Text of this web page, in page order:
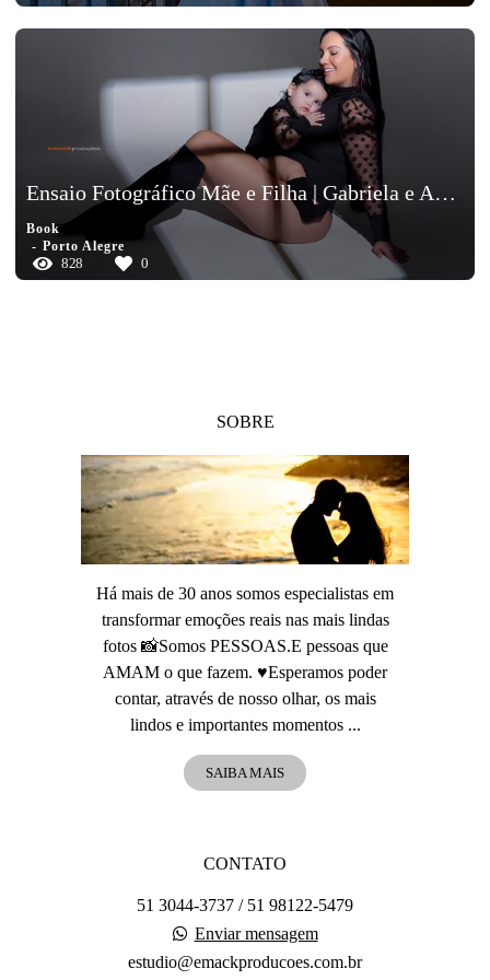
Ensaio Fotográfico Mãe e Filha | Gabriela e Antonella
Book
Porto Alegre
828 0
SOBRE
Há mais de 30 anos somos especialistas em
transformar emoções reais nas mais lindas
fotos 📸Somos PESSOAS.E pessoas que
AMAM o que fazem. ♥️Esperamos poder
contar, através de nosso olhar, os mais
lindos e importantes momentos ...
SAIBA MAIS
CONTATO
51 3044-3737 / 51 98122-5479
Enviar mensagem
estudio@emackproducoes.com.br